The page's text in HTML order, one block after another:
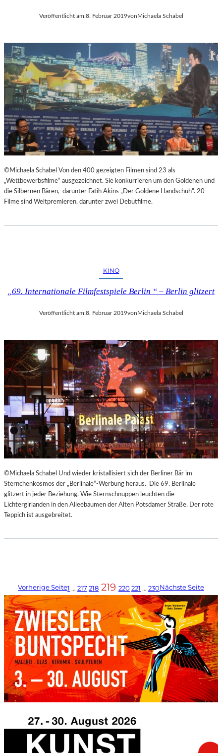
Veröffentlicht am:8. Februar 2019vonMichaela Schabel
©Michaela Schabel Von den 400 gezeigten Filmen sind 23 als
„Wettbewerbsfilme“ ausgezeichnet. Sie konkurrieren um den Goldenen und
die Silbernen Bären, darunter Fatih Akins „Der Goldene Handschuh“. 20
Filme sind Weltpremieren, darunter zwei Debütfilme.
KINO
„69. Internationale Filmfestspiele Berlin “ – Berlin glitzert
Veröffentlicht am:8. Februar 2019vonMichaela Schabel
©Michaela Schabel Und wieder kristallisiert sich der Berliner Bär im
Sternchenkosmos der „Berlinale“-Werbung heraus. Die 69. Berlinale
glitzert in jeder Beziehung. Wie Sternschnuppen leuchten die
Lichtergirlanden in den Alleebäumen der Alten Potsdamer Straße. Der rote
Teppich ist ausgebreitet.
Vorherige Seite1 … 217218 219 220 221 … 230Nächste Seite